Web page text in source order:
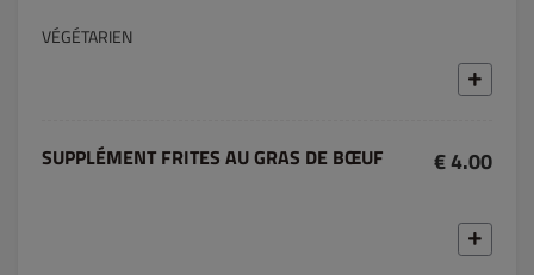
VÉGÉTARIEN
SUPPLÉMENT FRITES AU GRAS DE BŒUF € 4.00